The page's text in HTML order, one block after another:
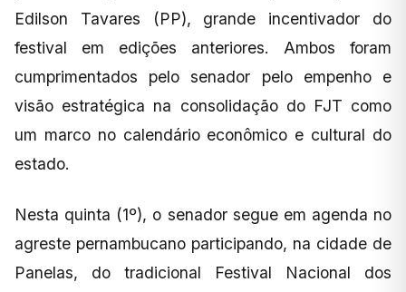
Edilson Tavares (PP), grande incentivador do
festival em edições anteriores. Ambos foram
cumprimentados pelo senador pelo empenho e
visão estratégica na consolidação do FJT como
um marco no calendário econômico e cultural do
estado.
Nesta quinta (1º), o senador segue em agenda no
agreste pernambucano participando, na cidade de
Panelas, do tradicional Festival Nacional dos